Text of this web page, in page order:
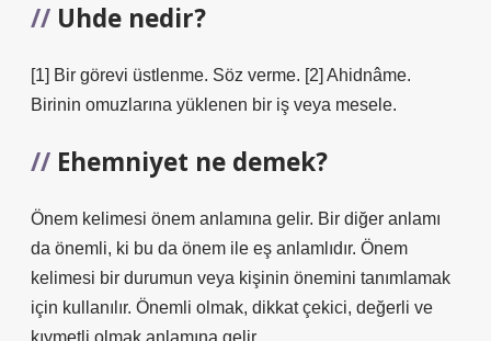
Uhde nedir?
[1] Bir görevi üstlenme. Söz verme. [2] Ahidnâme.
Birinin omuzlarına yüklenen bir iş veya mesele.
Ehemniyet ne demek?
Önem kelimesi önem anlamına gelir. Bir diğer anlamı
da önemli, ki bu da önem ile eş anlamlıdır. Önem
kelimesi bir durumun veya kişinin önemini tanımlamak
için kullanılır. Önemli olmak, dikkat çekici, değerli ve
kıymetli olmak anlamına gelir.